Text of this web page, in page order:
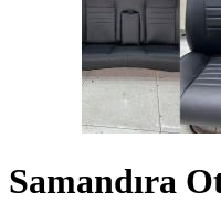
Samandıra